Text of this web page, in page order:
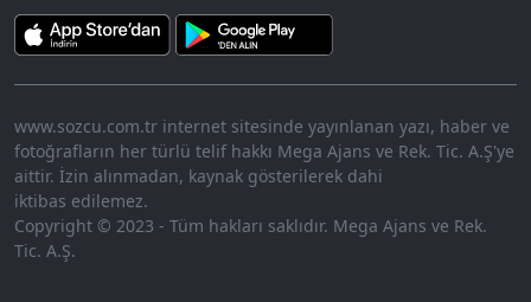
www.sozcu.com.tr internet sitesinde yayınlanan yazı, haber ve
fotoğrafların her türlü telif hakkı Mega Ajans ve Rek. Tic. A.Ş'ye
aittir. İzin alınmadan, kaynak gösterilerek dahi
iktibas edilemez.
Copyright © 2023 - Tüm hakları saklıdır. Mega Ajans ve Rek.
Tic. A.Ş.